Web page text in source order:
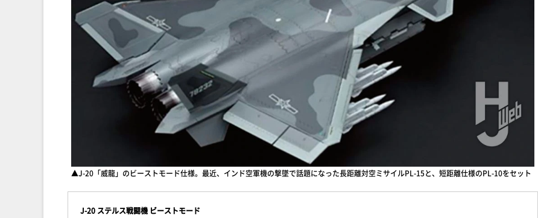
▲J-20「威龍」のビーストモード仕様。最近、インド空軍機の撃墜で話題になった長距離対空ミサイルPL-15と、短距離仕様のPL-10をセット
J-20 ステルス戦闘機 ビーストモード